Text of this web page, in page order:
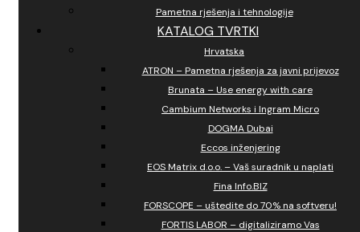
Pametna rješenja i tehnologije
KATALOG TVRTKI
Hrvatska
ATRON – Pametna rješenja za javni prijevoz
Brunata – Use energy with care
Cambium Networks i Ingram Micro
DOGMA Dubai
Eccos inženjering
EOS Matrix d.o.o. – Vaš suradnik u naplati
Fina Info.BIZ
FORSCOPE – uštedite do 70% na softveru!
FORTIS LABOR – digitaliziramo Vas